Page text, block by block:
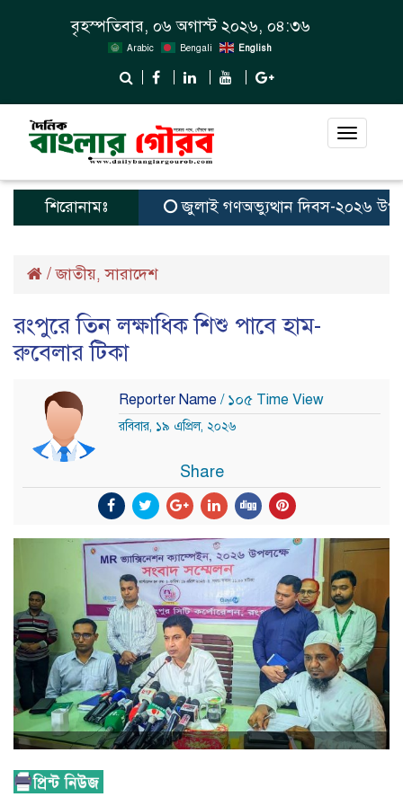
বৃহস্পতিবার, ০৬ অগাস্ট ২০২৬, ০৪:৩৬
Arabic Bengali English
Toggle
শিরোনামঃ জুলাই গণঅভ্যুত্থান দিবস-২০২৬
/জাতীয়,সারাদেশ
রংপুরে তিন লক্ষাধিক শিশু পাবে হাম-
রুবেলার টিকা
Reporter Name / ১০৫ Time View
রবিবার, ১৯ এপ্রিল, ২০২৬
Share